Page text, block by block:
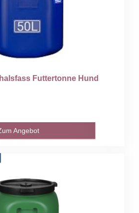
Futtertonne Hund
Angebot